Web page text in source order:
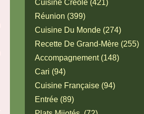
Cuisine Créole (421)
Réunion (399)
Cuisine Du Monde (274)
Recette De Grand-Mère (255)
Accompagnement (148)
Cari (94)
Cuisine Française (94)
Entrée (89)